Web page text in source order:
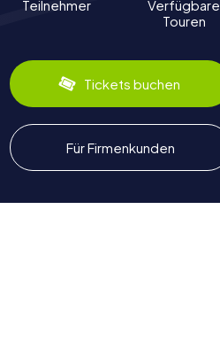
Teilnehmer
Verfügbare
Touren
Tickets buchen
Für Firmenkunden